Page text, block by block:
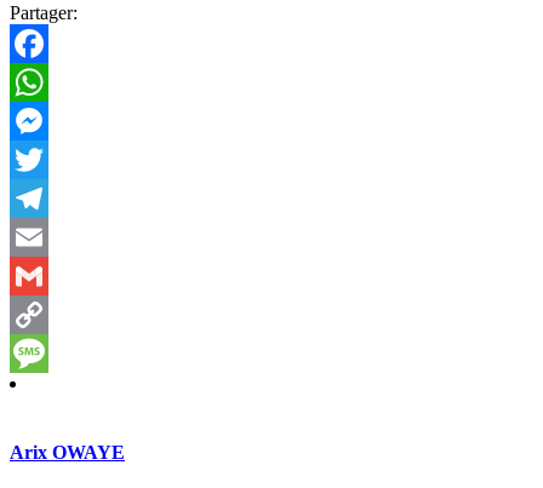
Partager:
Facebook
WhatsApp
Messenger
Twitter
Telegram
Email
Gmail
Copy
Link
Message
Arix OWAYE